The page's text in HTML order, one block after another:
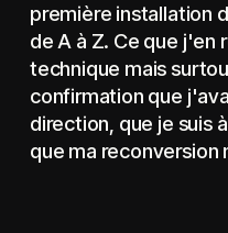
première installation
de A à Z. Ce que j'en
technique mais
confirmation que
direction, que je suis
que ma reconversion